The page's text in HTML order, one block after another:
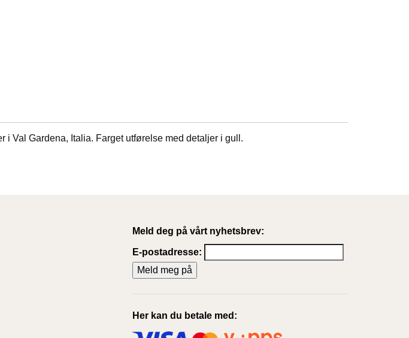
i Val Gardena, Italia. Farget utførelse med detaljer i gull.
Meld deg på vårt nyhetsbrev:
E-postadresse:
Her kan du betale med: